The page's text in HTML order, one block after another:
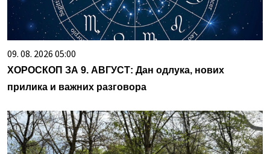
09. 08. 2026 05:00
ХОРОСКОП ЗА 9. АВГУСТ: Дан одлука, нових
прилика и важних разговора